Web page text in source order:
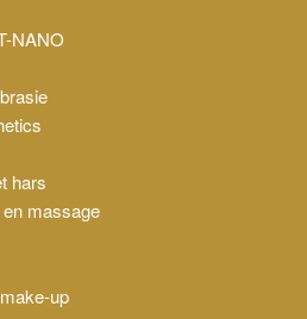
NANO
hars
massage
up